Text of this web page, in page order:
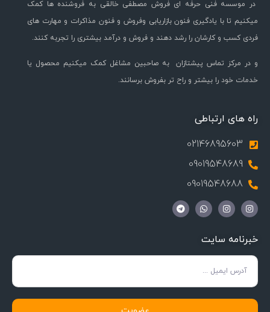
در موسسه فنی حرفه ای فروش مصطفی خالقی به فروشنده ها کمک
میکنیم تا با یادگیری فنون بازاریابی وفروش و فنون مذاکرات و مهارت های
فردی کسب و کارشان را رشد دهند و فروش و درآمد بیشتری را تجربه کنند.
و در مرکز تماس پیشتازان به صاحبین مشاغل کمک میکنیم محصول یا
خدمات خود را بیشتر و راح تر بفروش برسانند.
راه های ارتباطی
02146895603
09019548689
09019548688
خبرنامه سایت